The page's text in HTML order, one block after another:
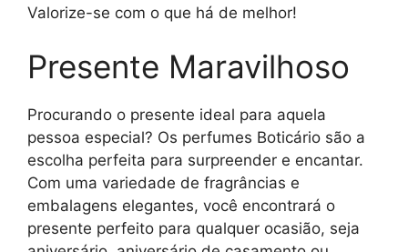
Valorize-se com o que há de melhor!
Presente Maravilhoso
Procurando o presente ideal para aquela
pessoa especial? Os perfumes Boticário são a
escolha perfeita para surpreender e encantar.
Com uma variedade de fragrâncias e
embalagens elegantes, você encontrará o
presente perfeito para qualquer ocasião, seja